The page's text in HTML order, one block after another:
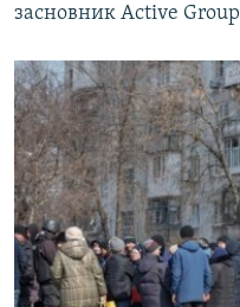
засновник Active Group